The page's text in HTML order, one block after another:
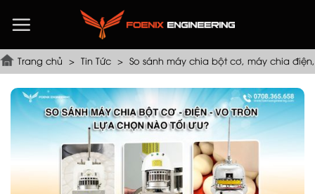
đến
dungTrang chủ > Tin Tức > So sánh máy chia bột cơ, máy chia